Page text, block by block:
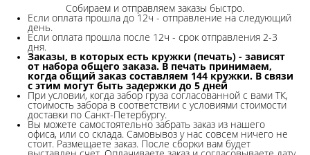
Собираем и отправляем заказы быстро.
Если оплата прошла до 12ч - отправление на следующий
день.
Если оплата прошла после 12ч - срок отправления 2-3
дня.
Заказы, в которых есть кружки (печать) - зависят
от набора общего заказа. В печать принимаем,
когда общий заказ составляем 144 кружки. В связи
с этим могут быть задержки до 5 дней
При условии, когда забор груза согласованной с вами ТК,
стоимость забора в соответствии с условиями стоимости
доставки по Санкт-Петербургу.
Вы можете самостоятельно забрать заказ из нашего
офиса, или со склада. Самовывоз у нас совсем ничего не
стоит. Размещаете заказ. После сборки вам будет